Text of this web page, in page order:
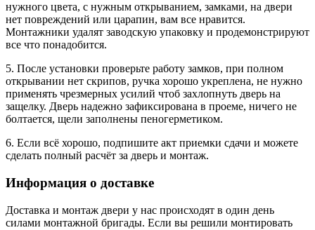
нужного цвета, с нужным открыванием, замками, на двери
нет повреждений или царапин, вам все нравится.
Монтажники удалят заводскую упаковку и продемонстрируют
все что понадобится.
5. После установки проверьте работу замков, при полном
открывании нет скрипов, ручка хорошо укреплена, не нужно
применять чрезмерных усилий чтоб захлопнуть дверь на
защелку. Дверь надежно зафиксирована в проеме, ничего не
болтается, щели заполнены пеногерметиком.
6. Если всё хорошо, подпишите акт приемки сдачи и можете
сделать полный расчёт за дверь и монтаж.
Информация о доставке
Доставка и монтаж двери у нас происходят в один день
силами монтажной бригады. Если вы решили монтировать